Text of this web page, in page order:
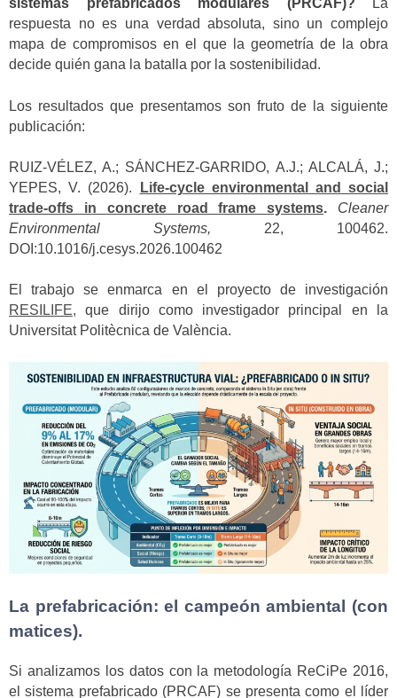
sistemas prefabricados modulares (PRCAF)? La
respuesta no es una verdad absoluta, sino un complejo
mapa de compromisos en el que la geometría de la obra
decide quién gana la batalla por la sostenibilidad.
Los resultados que presentamos son fruto de la siguiente
publicación:
RUIZ-VÉLEZ, A.; SÁNCHEZ-GARRIDO, A.J.; ALCALÁ, J.;
YEPES, V. (2026).
Life-cycle environmental and social
trade-offs in concrete road frame systems. Cleaner
Environmental Systems, 22, 100462.
DOI:10.1016/j.cesys.2026.100462
El trabajo se enmarca en el proyecto de investigación
RESILIFE, que dirijo como investigador principal en la
Universitat Politècnica de València.
La prefabricación: el campeón ambiental (con
matices).
Si analizamos los datos con la metodología ReCiPe 2016,
el sistema prefabricado (PRCAF) se presenta como el líder